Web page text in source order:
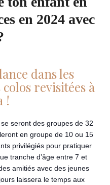
en 2024 avec
dans les
colos revisitées à
!
seront des groupes de 32
en groupe de 10 ou 15
privilégiés pour pratiquer
tranche d’âge entre 7 et
amitiés avec des jeunes
laissera le temps aux